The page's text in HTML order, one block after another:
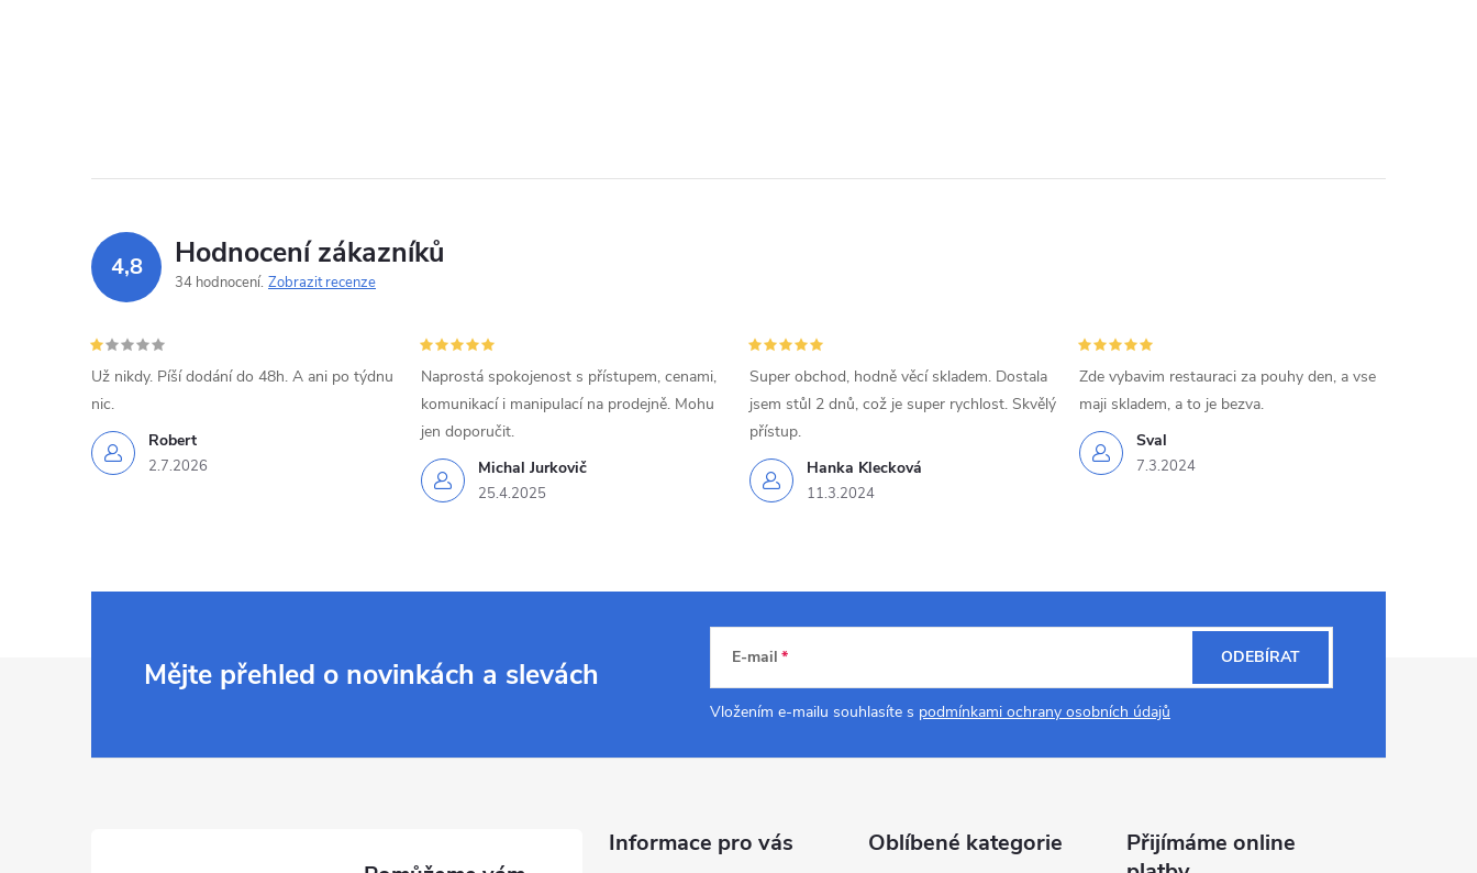
4,8 Hodnocení zákazníků
34 hodnocení Zobrazit recenze
Robert
2.7.2026
Už nikdy. Píší dodání do 48h. A ani po týdnu
nic.
Michal Jurkovič
25.4.2025
Naprostá spokojenost s přístupem, cenami,
komunikací i manipulací na prodejně. Mohu
jen doporučit.
Hanka Klecková
11.3.2024
Super obchod, hodně věcí skladem. Dostala
jsem stůl 2 dnů, což je super rychlost. Skvělý
přístup.
Sval
7.3.2024
Zde vybavim restauraci za pouhy den, a vse
maji skladem, a to je bezva.
Mějte přehled o novinkách a slevách E-mail
Vložením e-mailu souhlasíte s podmínkami ochrany osobních údajů
ODEBÍRAT
Informace pro vás Oblíbené kategorie
Přijímáme online